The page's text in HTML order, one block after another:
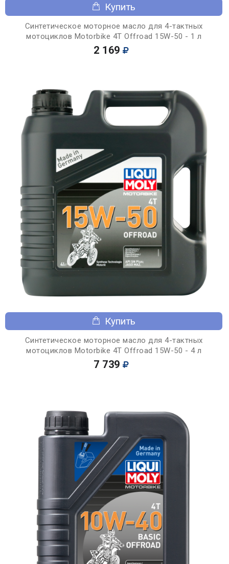
Купить
Синтетическое моторное масло для 4-тактных
мотоциклов Motorbike 4T Offroad 15W-50 - 1 л
2 169
Купить
Синтетическое моторное масло для 4-тактных
мотоциклов Motorbike 4T Offroad 15W-50 - 4 л
7 739